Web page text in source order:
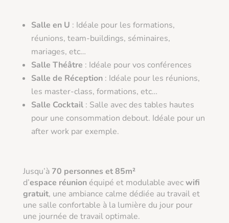
Salle en U : Idéale pour les formations,
réunions, team-buildings, séminaires,
mariages, etc…
Salle Théâtre : Idéale pour vos conférences
Salle de Réception: Idéale pour les réunions,
les master-class, formations, etc…
Salle Cocktail: Salle avec des tables hautes
pour une consommation debout. Idéale pour un
after work par exemple.
Jusqu’à 70 personnes et 85m²
d’espace réunion équipé et modulable avecwifi
gratuit, une ambiance calme dédiée au travail et
une salle confortable à la lumière du jour pour
une journée de travail optimale.